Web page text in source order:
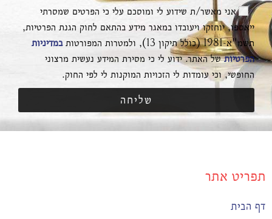
אני מאשר/ת שידוע לי ומוסכם עלי כי הפרטים שמסרתי
ייאספו, יוחזקו ויעובדו במאגר מידע בהתאם לחוק הגנת הפרטיות,
תשמ"א-1981 (כולל תיקון 13), ולמטרות המפורטות
במדיניות
הפרטיותשל האתר. ידוע לי כי מסירת המידע נעשית מרצוני
החופשי, וכי עומדות לי הזכויות המוקנות לי לפי החוק.
שליחה
תפריט אתר
דף הבית